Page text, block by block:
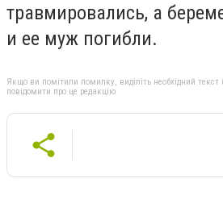
травмировались, а
и ее муж погибли.
Якщо ви помітили помилку, виділіть необхідний текст
повідомити про це редакцію